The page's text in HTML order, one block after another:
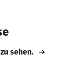
sehen.